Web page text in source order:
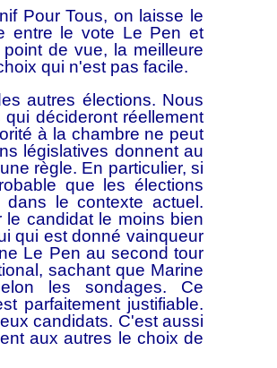
Pour Tous, on laisse le
entre le vote Le Pen et
de vue, la meilleure
qui n'est pas facile.
autres élections. Nous
décideront réellement
à la chambre ne peut
législatives donnent au
règle. En particulier, si
que les élections
dans le contexte actuel.
candidat le moins bien
qui est donné vainqueur
Le Pen au second tour
sachant que Marine
les sondages. Ce
parfaitement justifiable.
candidats. C'est aussi
aux autres le choix de